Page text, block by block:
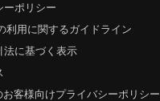
ーポリシー
利用に関するガイドライン
法に基づく表示
お客様向けプライバシーポリシー